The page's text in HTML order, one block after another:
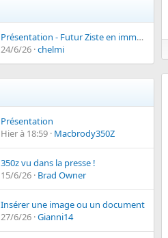
Présentation - Futur Ziste en immersion
24/6/26 chelmi
Présentation
Hier à 18:59 Macbrody350Z
350z vu dans la presse !
15/6/26 Brad Owner
Insérer une image ou un document
27/6/26 Gianni14